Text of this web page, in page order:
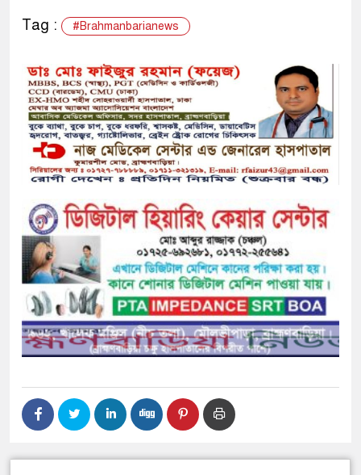
Tag :
#Brahmanbarianews